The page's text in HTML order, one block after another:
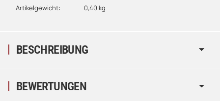
Artikelgewicht: 0,40 kg
BESCHREIBUNG
BEWERTUNGEN